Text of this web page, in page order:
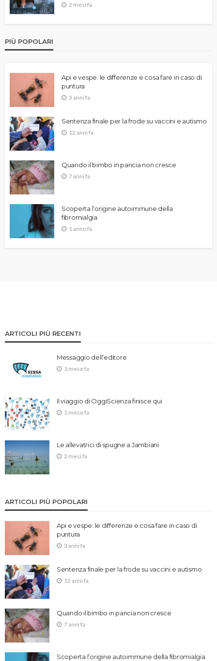
2 mesi fa
PIÙ POPOLARI
Api e vespe: le differenze e cosa fare in caso di
puntura
3 anni fa
Sentenza finale per la frode su vaccini e autismo
12 anni fa
Quando il bimbo in pancia non cresce
7 anni fa
Scoperta l’origine autoimmune della
fibromialgia
1 anno fa
ARTICOLI PIÙ RECENTI
Messaggio dell’editore
1 mese fa
Il viaggio di OggiScienza finisce qui
1 mese fa
Le allevatrici di spugne a Jambiani
2 mesi fa
ARTICOLI PIÙ POPOLARI
Api e vespe: le differenze e cosa fare in caso di
puntura
3 anni fa
Sentenza finale per la frode su vaccini e autismo
12 anni fa
Quando il bimbo in pancia non cresce
7 anni fa
Scoperta l’origine autoimmune della fibromialgia